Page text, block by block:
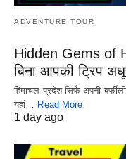
ADVENTURE TOUR
Hidden Gems of
बिना आपकी ट्रिप
हिमाचल प्रदेश सिर्फ अपनी
यहां…
Read More
1 day ago